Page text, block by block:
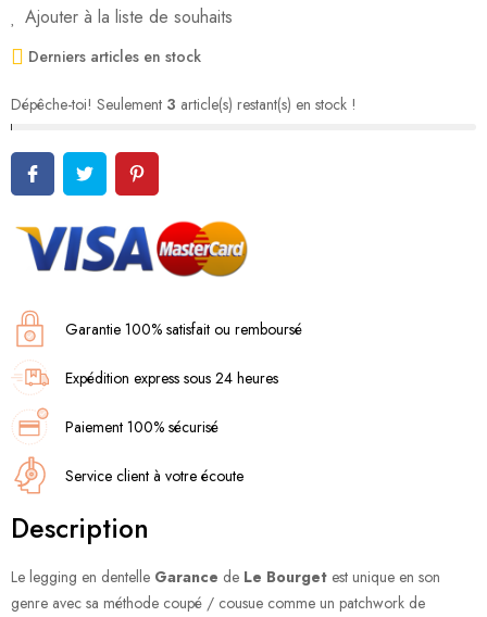
Ajouter à la liste de souhaits
Derniers articles en stock
Dépêche-toi! Seulement 3 article(s) restant(s) en stock !
Garantie 100% satisfait ou remboursé
Expédition express sous 24 heures
Paiement 100% sécurisé
Service client à votre écoute
Description
Le legging en dentelle Garance de Le Bourget est unique en son
genre avec sa méthode coupé / cousue comme un patchwork de